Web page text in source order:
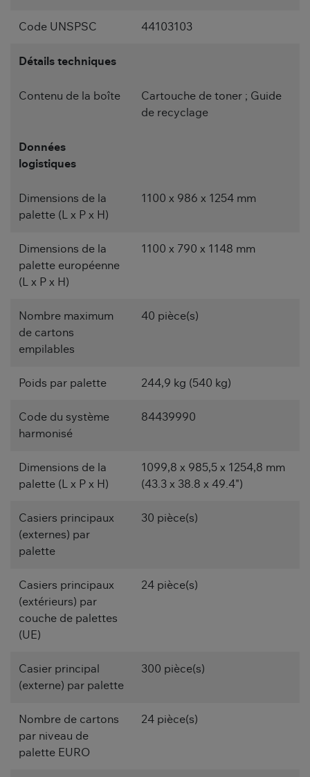
Code UNSPSC 44103103
Détails techniques
Contenu de la boîte
Cartouche de toner ; Guide
de recyclage
Données
logistiques
Dimensions de la
palette (L x P x H)
1100 x 986 x 1254 mm
Dimensions de la
palette européenne
(L x P x H)
1100 x 790 x 1148 mm
Nombre maximum
de cartons
empilables
40 pièce(s)
Poids par palette 244,9 kg (540 kg)
Code du système
harmonisé
84439990
Dimensions de la
palette (L x P x H)
1099,8 x 985,5 x 1254,8 mm
(43.3 x 38.8 x 49.4")
Casiers principaux
(externes) par
palette
30 pièce(s)
Casiers principaux
(extérieurs) par
couche de palettes
(UE)
24 pièce(s)
Casier principal
(externe) par palette
300 pièce(s)
Nombre de cartons
par niveau de
palette EURO
24 pièce(s)